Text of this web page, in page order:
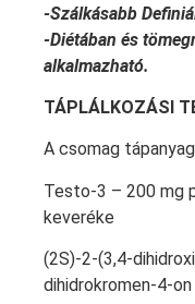
-Szálkásabb
-Diétában és
alkalmazható.
TÁPLÁLKOZÁSI
A csomag
Testo-3 – 200 mg
keveréke
(2S)-2-(3,4-
dihidrokromen-4-on